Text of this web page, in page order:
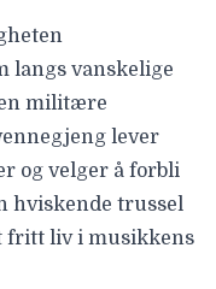
langs vanskelige
militære
lever
og velger å forbli
hviskende trussel
fritt liv i musikkens